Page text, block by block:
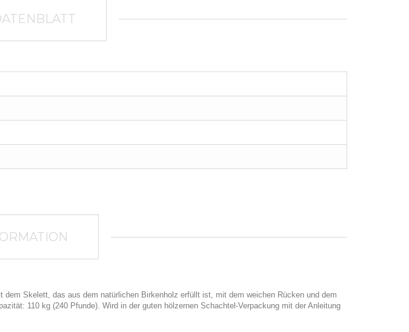
Skelett, das aus dem natürlichen Birkenholz erfüllt ist, mit dem weichen Rücken und dem
110 kg (240 Pfunde). Wird in der guten hölzernen Schachtel-Verpackung mit der Anleitung